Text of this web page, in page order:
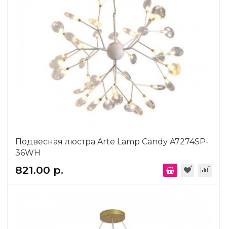
Подвесная люстра Arte Lamp Candy A7274SP-
36WH
821.00 р.